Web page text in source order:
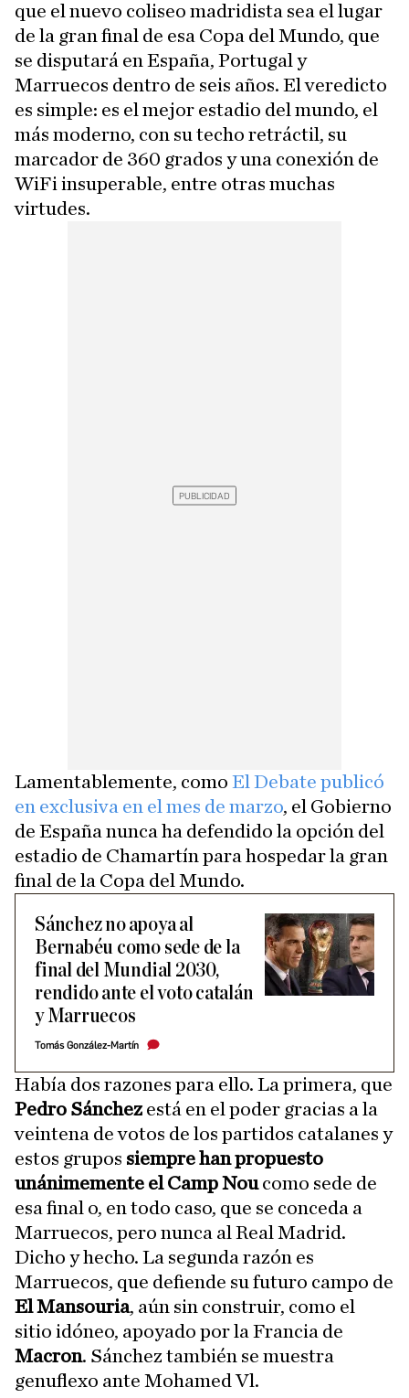
que el nuevo coliseo madridista sea el lugar
de la gran final de esa Copa del Mundo, que
se disputará en España, Portugal y
Marruecos dentro de seis años. El veredicto
es simple: es el mejor estadio del mundo, el
más moderno, con su techo retráctil, su
marcador de 360 grados y una conexión de
WiFi insuperable, entre otras muchas
virtudes.
Lamentablemente, como El Debate publicó
en exclusiva en el mes de marzo, el Gobierno
de España nunca ha defendido la opción del
estadio de Chamartín para hospedar la gran
final de la Copa del Mundo.
Sánchez no apoya al
Bernabéu como sede de la
final del Mundial 2030,
rendido ante el voto catalán
y Marruecos
Tomás González-Martín
Había dos razones para ello. La primera, que
Pedro Sánchezestá en el poder gracias a la
veintena de votos de los partidos catalanes y
estos grupos siempre han propuesto
unánimemente el Camp Noucomo sede de
esa final o, en todo caso, que se conceda a
Marruecos, pero nunca al Real Madrid.
Dicho y hecho. La segunda razón es
Marruecos, que defiende su futuro campo de
El Mansouria, aún sin construir, como el
sitio idóneo, apoyado por la Francia de
Macron. Sánchez también se muestra
genuflexo ante Mohamed Vl.